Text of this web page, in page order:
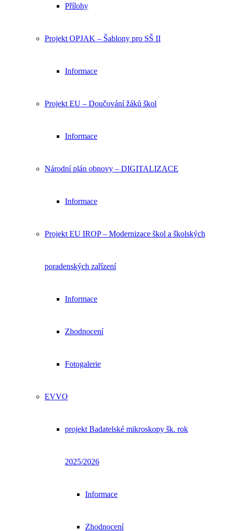
Přílohy
Projekt OPJAK – Šablony pro SŠ II
Informace
Projekt EU – Doučování žáků škol
Informace
Národní plán obnovy – DIGITALIZACE
Informace
Projekt EU IROP – Modernizace škol a školských
poradenských zařízení
Informace
Zhodnocení
Fotogalerie
EVVO
projekt Badatelské mikroskopy šk. rok
2025/2026
Informace
Zhodnocení